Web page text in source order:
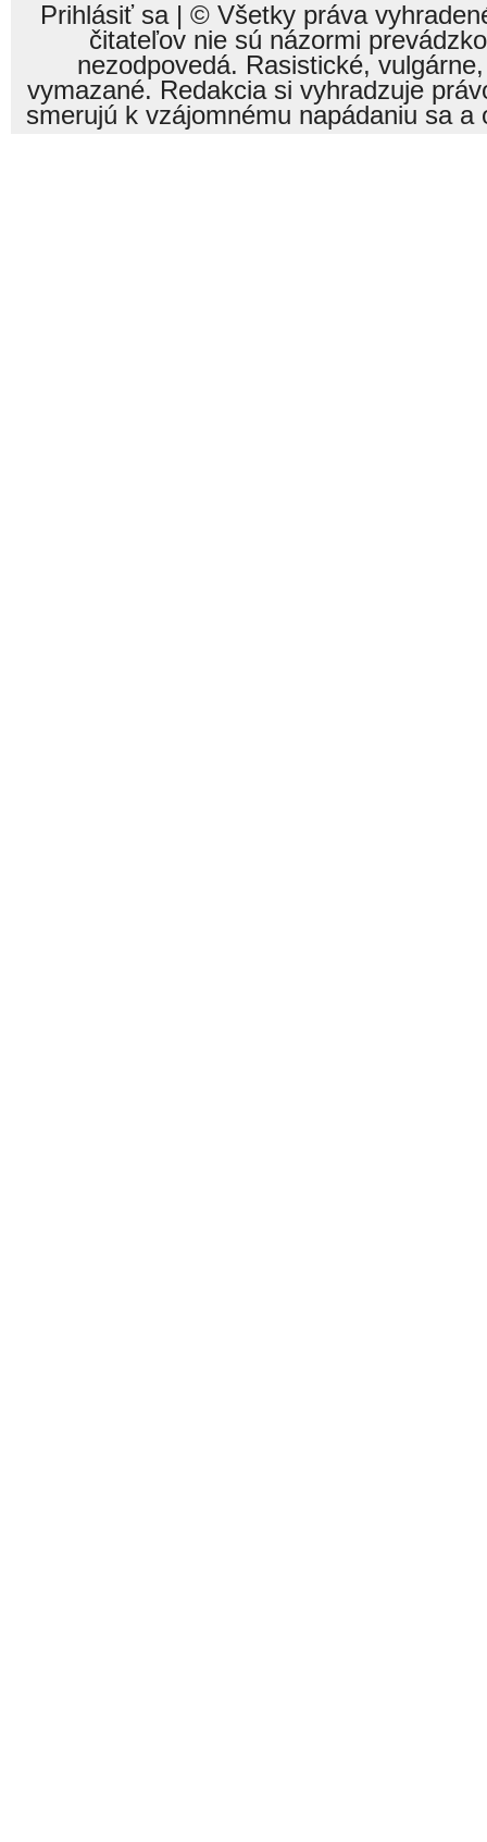
Prihlásiť sa| © Všetky práva
čitateľov nie sú názormi
nezodpovedá. Rasistické,
vymazané. Redakcia si vyhradzuje
smerujú k vzájomnému napádaniu sa